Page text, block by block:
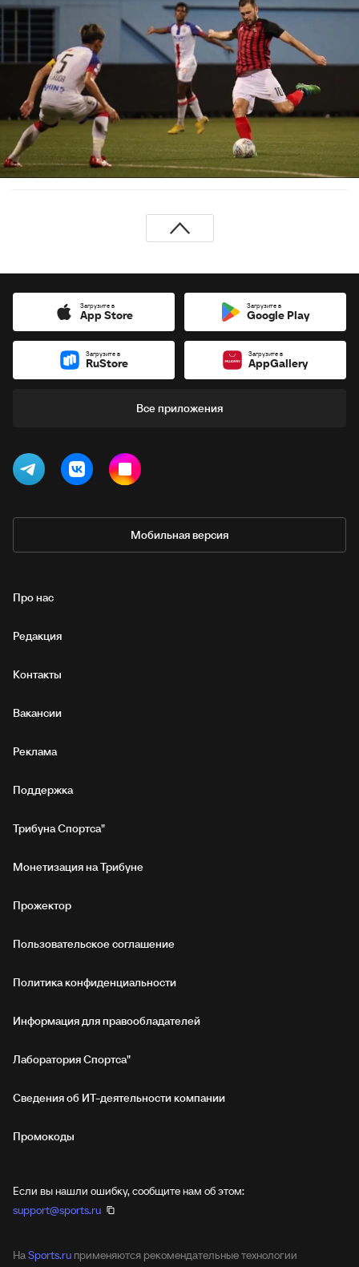
Загрузите в
App Store
Загрузите в
Google Play
Загрузите в
RuStore
Загрузите в
AppGallery
Все приложения
Мобильная версия
Про нас
Редакция
Контакты
Вакансии
Реклама
Поддержка
Трибуна Спортса"
Монетизация на Трибуне
Прожектор
Пользовательское соглашение
Политика конфиденциальности
Информация для правообладателей
Лаборатория Спортса"
Сведения об ИТ‑деятельности компании
Промокоды
Если вы нашли ошибку, сообщите нам об этом:
support@sports.ru
НаSports.ru применяются рекомендательные технологии